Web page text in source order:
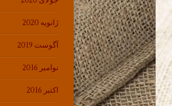
ژانویه 2020
آگوست 2019
نوامبر 2016
اکتبر 2016